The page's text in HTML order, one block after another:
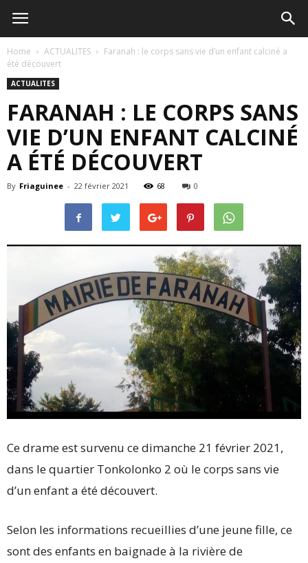
Home ACTUALITES
Faranah : le corps sans vie d’un enfant calciné a
été découvert
ACTUALITES
FARANAH : LE CORPS SANS
VIE D’UN ENFANT CALCINÉ
A ÉTÉ DÉCOUVERT
By Friaguinee - 22 février 2021 68 0
Ce drame est survenu ce dimanche 21 février 2021,
dans le quartier Tonkolonko 2 où le corps sans vie
d’un enfant a été découvert.
Selon les informations recueillies d’une jeune fille, ce
sont des enfants en baignade à la rivière de